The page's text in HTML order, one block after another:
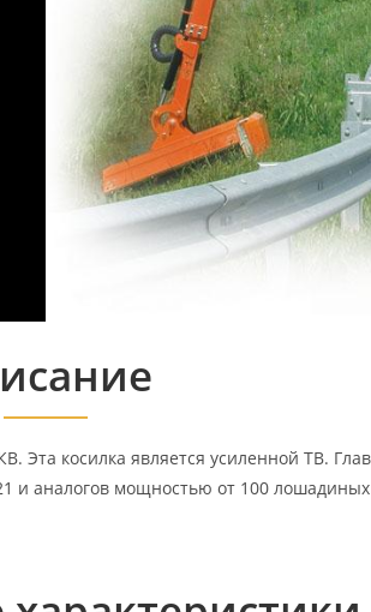
Эта косилка является усиленной ТВ.
и аналогов мощностью от 100